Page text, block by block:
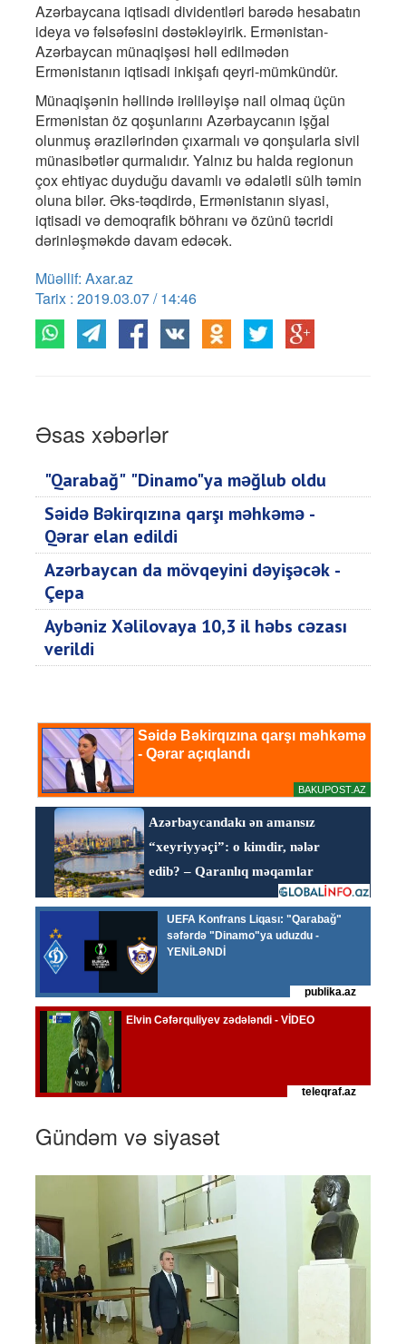
Azərbaycana iqtisadi dividentləri barədə hesabatın
ideya və fəlsəfəsini dəstəkləyirik. Ermənistan-
Azərbaycan münaqişəsi həll edilmədən
Ermənistanın iqtisadi inkişafı qeyri-mümkündür.
Münaqişənin həllində irəliləyişə nail olmaq üçün
Ermənistan öz qoşunlarını Azərbaycanın işğal
olunmuş ərazilərindən çıxarmalı və qonşularla sivil
münasibətlər qurmalıdır. Yalnız bu halda regionun
çox ehtiyac duyduğu davamlı və ədalətli sülh təmin
oluna bilər. Əks-təqdirdə, Ermənistanın siyasi,
iqtisadi və demoqrafik böhranı və özünü təcridi
dərinləşməkdə davam edəcək.
Müəllif: Axar.az
Tarix : 2019.03.07 / 14:46
Əsas xəbərlər
"Qarabağ" "Dinamo"ya məğlub oldu
Səidə Bəkirqızına qarşı məhkəmə -
Qərar elan edildi
Azərbaycan da mövqeyini dəyişəcək -
Çepa
Aybəniz Xəlilovaya 10,3 il həbs cəzası
verildi
Gündəm və siyasət